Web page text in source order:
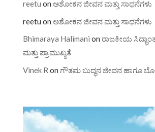
reetu on ಅಶೋಕನ ಜೀವನ ಮತ್ತು ಸಾಧನೆಗಳು
reetu on ಅಶೋಕನ ಜೀವನ ಮತ್ತು ಸಾಧನೆಗಳು
Bhimaraya Halimani on ರಾಜಕೀಯ
ಮತ್ತು ಪ್ರಾಮುಖ್ಯತೆ
Vinek R on ಗೌತಮ ಬುದ್ಧನ ಜೀವನ ಹಾಗೂ